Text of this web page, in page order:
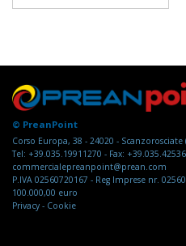
© PreanPoint
Corso Europa, 38 - 24020 - Scanzorosciate
Tel: +39.035.19911270 - Fax:
commercialepreanpoint@prean.com
P.IVA 02560720167 - Reg Imprese nr.
100.000,00 euro
Privacy - Cookie